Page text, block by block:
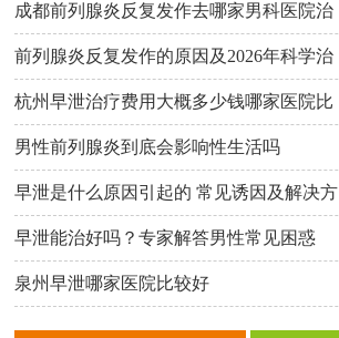
成都前列腺炎反复发作去哪家男科医院治
前列腺炎反复发作的原因及2026年科学治
杭州早泄治疗费用大概多少钱哪家医院比
男性前列腺炎到底会影响性生活吗
早泄是什么原因引起的 常见诱因及解决方
早泄能治好吗？专家解答男性常见困惑
泉州早泄哪家医院比较好